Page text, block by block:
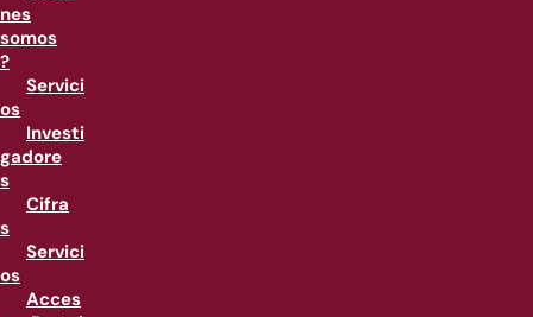
nes
somos
?
Servici
os
Investi
gadore
s
Cifra
s
Servici
os
Acces